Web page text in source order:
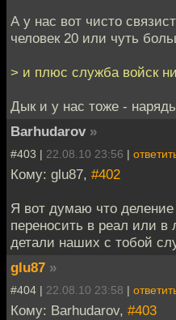
А у нас вот чисто
человек 20 или чуть
> и плюс служба войск
Дык и у нас тоже -
Barhudarov »
#403 | 22.08.10 23:56 |
Кому: glu87, #402
Я вот думаю что
переносить в реал или в
детали наших с тобой
glu87 »
#404 | 22.08.10 23:58 |
Кому: Barhudarov, #403